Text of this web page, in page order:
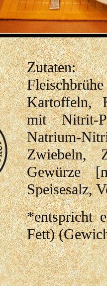
Zutaten:
Kartoffeln,
mit Nitrit-
Natrium-
Zwiebeln,
Gewürze
Speisesalz,
*entspricht
Fett)